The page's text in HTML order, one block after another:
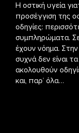
Η οστική υγεία
προσέγγιση της
οδηγίες:
συμπληρώματα.
έχουν νόημα.
συχνά δεν είναι
ακολουθούν
και, παρ’ όλα…